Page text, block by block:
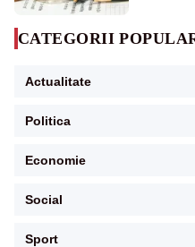
CATEGORII
Actualitate
Politica
Economie
Social
Sport